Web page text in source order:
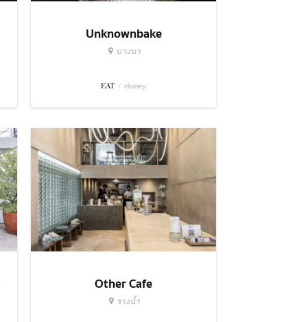
Unknownbake
บางนา
EAT / Homey
Other Cafe
รางน้ำ